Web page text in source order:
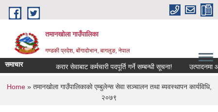
Skip to main content
तमानखोला गाउँपालिका
गण्डकी प्रदेश, बोंगादोभान, बागलुङ, नेपाल
समाचार करार सेवाबाट कर्मचारी पदपूर्ति गर्ने सम्बन्धी सूचना! उत्पादनमा
You are here
Home» तमानखाेला गाउँपालिकाकाे एम्बुलेन्स सेवा सञ्‍चालन तथा ब्यवस्थापन कार्यविधि,
२०७९